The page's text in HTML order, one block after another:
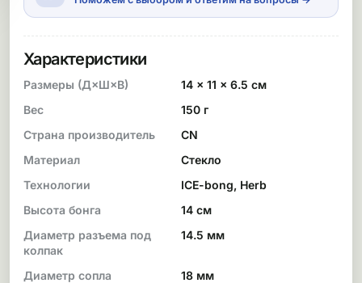
Характеристики
Размеры (Д×Ш×В)
14 × 11 × 6.5 см
Вес
150 г
Страна производитель
CN
Материал
Стекло
Технологии
ICE-bong, Herb
Высота бонга
14 см
Диаметр разъема под
колпак
14.5 мм
Диаметр сопла
18 мм